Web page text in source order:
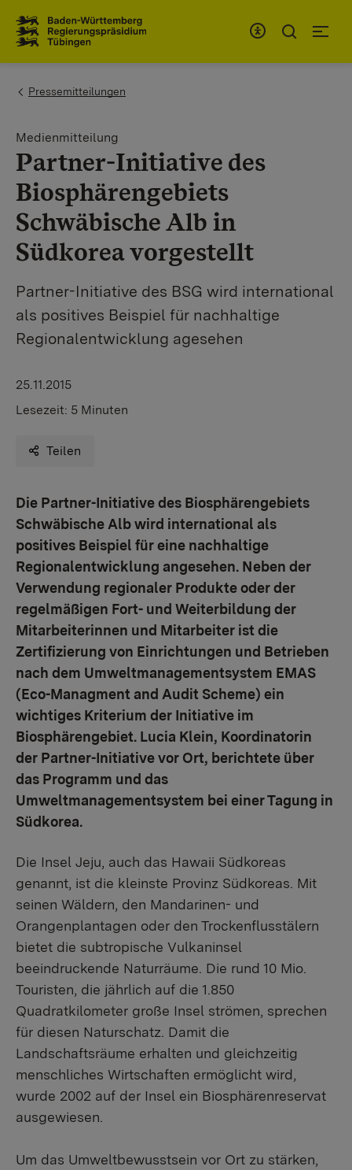
You are here:
Pressemitteilungen
Medienmitteilung
Partner-Initiative des
Biosphärengebiets
Schwäbische Alb in
Südkorea vorgestellt
Partner-Initiative des BSG wird international
als positives Beispiel für nachhaltige
Regionalentwicklung agesehen
25.11.2015
Lesezeit: 5 Minuten
Teilen
Die Partner-Initiative des Biosphärengebiets
Schwäbische Alb wird international als
positives Beispiel für eine nachhaltige
Regionalentwicklung angesehen. Neben der
Verwendung regionaler Produkte oder der
regelmäßigen Fort- und Weiterbildung der
Mitarbeiterinnen und Mitarbeiter ist die
Zertifizierung von Einrichtungen und Betrieben
nach dem Umweltmanagementsystem EMAS
(Eco-Managment and Audit Scheme) ein
wichtiges Kriterium der Initiative im
Biosphärengebiet. Lucia Klein, Koordinatorin
der Partner-Initiative vor Ort, berichtete über
das Programm und das
Umweltmanagementsystem bei einer Tagung in
Südkorea.
Die Insel Jeju, auch das Hawaii Südkoreas
genannt, ist die kleinste Provinz Südkoreas. Mit
seinen Wäldern, den Mandarinen- und
Orangenplantagen oder den Trockenflusstälern
bietet die subtropische Vulkaninsel
beeindruckende Naturräume. Die rund 10 Mio.
Touristen, die jährlich auf die 1.850
Quadratkilometer große Insel strömen, sprechen
für diesen Naturschatz. Damit die
Landschaftsräume erhalten und gleichzeitig
menschliches Wirtschaften ermöglicht wird,
wurde 2002 auf der Insel ein Biosphärenreservat
ausgewiesen.
Um das Umweltbewusstsein vor Ort zu stärken,